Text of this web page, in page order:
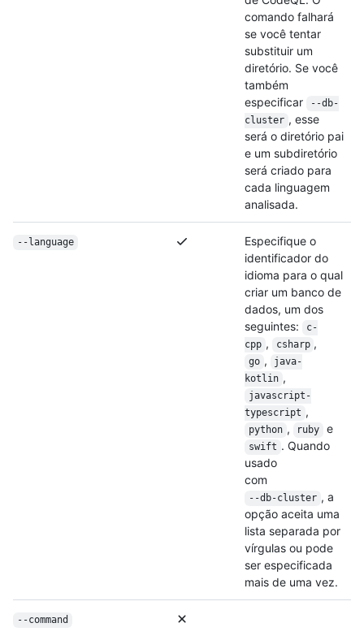
comando falhará
se você tentar
substituir um
diretório. Se você
também
especificar
--db-
cluster , esse
será o diretório pai
e um subdiretório
será criado para
cada linguagem
analisada.
--language
Especifique o
identificador do
idioma para o qual
criar um banco de
dados, um dos
seguintes:
c-
cpp , csharp ,
go ,
java-
kotlin ,
javascript-
typescript ,
python , ruby e
swift . Quando
usado
com
--db-cluster , a
opção aceita uma
lista separada por
vírgulas ou pode
ser especificada
mais de uma vez.
--command